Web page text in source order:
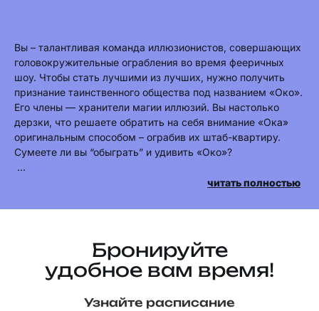
Вы – талантливая команда иллюзионистов, совершающих
головокружительные ограбления во время фееричных
шоу. Чтобы стать лучшими из лучших, нужно получить
признание таинственного общества под названием «Око».
Его члены — хранители магии иллюзий. Вы настолько
дерзки, что решаете обратить на себя внимание «Ока»
оригинальным способом – ограбив их штаб-квартиру.
Сумеете ли вы “обыграть” и удивить «Око»?
Говорят, что такое под силу только самым внимательным,
нужно управлять водой, контролировать ход времени,
готовы к умопомрачительному шоу?
читать полностью
Бронируйте
удобное вам время!
Узнайте расписание